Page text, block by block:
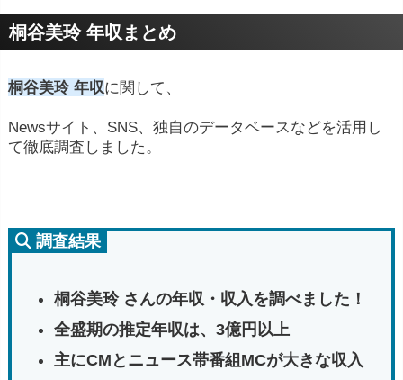
桐谷美玲 年収まとめ
桐谷美玲 年収に関して、
Newsサイト、SNS、独自のデータベースなどを活用し
て徹底調査しました。
調査結果
桐谷美玲 さんの年収・収入を調べました！
全盛期の推定年収は、3億円以上
主にCMとニュース帯番組MCが大きな収入